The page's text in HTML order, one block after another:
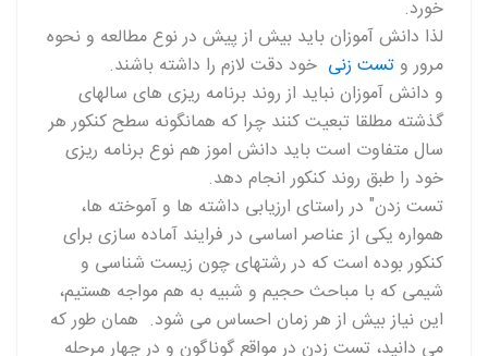
خورد.
لذا دانش آموزان باید بیش از پیش در نوع مطالعه و نحوه
مرور وتست زنی خود دقت لازم را داشته باشند.
و دانش آموزان نباید از روند برنامه ریزی های سالهای
گذشته مطلقا تبعیت کنند چرا که همانگونه سطح کنکور هر
سال متفاوت است باید دانش اموز هم نوع برنامه ریزی
خود را طبق روند کنکور انجام دهد.
تست زدن" در راستای ارزیابی داشته ها و آموخته ها،
همواره یکی از عناصر اساسی در فرایند آماده سازی برای
کنکور بوده است که در رشتهای چون زیست شناسی و
شیمی که با مباحث حجیم و شبیه به هم مواجه هستیم،
این نیاز بیش از هر زمان احساس می شود. همان طور که
می دانید، تست زدن در مواقع گوناگون و در چهار مرحله